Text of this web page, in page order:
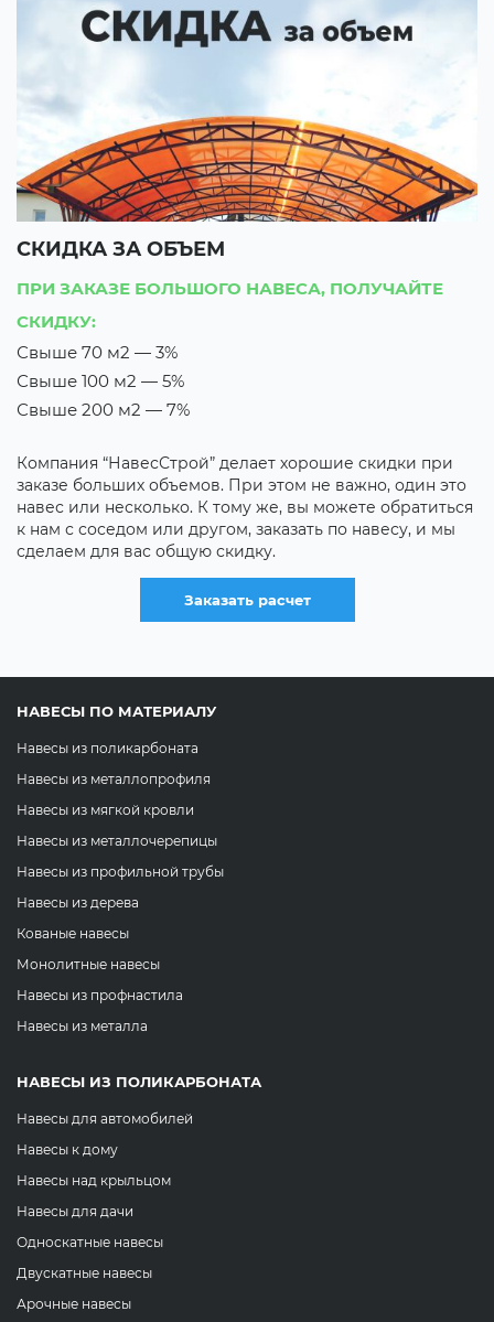
СКИДКА ЗА ОБЪЕМ
ПРИ ЗАКАЗЕ БОЛЬШОГО НАВЕСА, ПОЛУЧАЙТЕ
СКИДКУ:
Свыше 70 м2 — 3%
Свыше 100 м2 — 5%
Свыше 200 м2 — 7%
Компания “НавесСтрой” делает хорошие скидки при
заказе больших объемов. При этом не важно, один это
навес или несколько. К тому же, вы можете обратиться
к нам с соседом или другом, заказать по навесу, и мы
сделаем для вас общую скидку.
Заказать расчет
НАВЕСЫ ПО МАТЕРИАЛУ
Навесы из поликарбоната
Навесы из металлопрофиля
Навесы из мягкой кровли
Навесы из металлочерепицы
Навесы из профильной трубы
Навесы из дерева
Кованые навесы
Монолитные навесы
Навесы из профнастила
Навесы из металла
НАВЕСЫ ИЗ ПОЛИКАРБОНАТА
Навесы для автомобилей
Навесы к дому
Навесы над крыльцом
Навесы для дачи
Односкатные навесы
Двускатные навесы
Арочные навесы